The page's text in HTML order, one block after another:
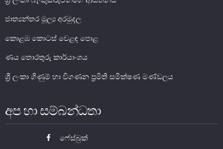
උපකරණ සහ ක්‍රියාත්මක කිරීම
මූල්‍ය උපකරණ විශ්ලේෂණය
මූල්‍ය පද්ධති ස්ථායිතා කමිටුව
මූල්‍ය පද්ධති අධීක්ෂණ කමිටුව
මූල්‍ය ස්ථායිතා විවරණය
ජාත්‍යන්තර මූල්‍ය අරමුදල
කොළඹ කොටස් වෙළඳ පොළ
ණය තොරතුරු කාර්යාංශය
ශ්‍රී ලංකා ගිණුම් හා විගණන ප්‍රමිති සමීක්ෂණ මණ්ඩලය
අප හා සම්බන්ධතා
ෆේස්බුක්